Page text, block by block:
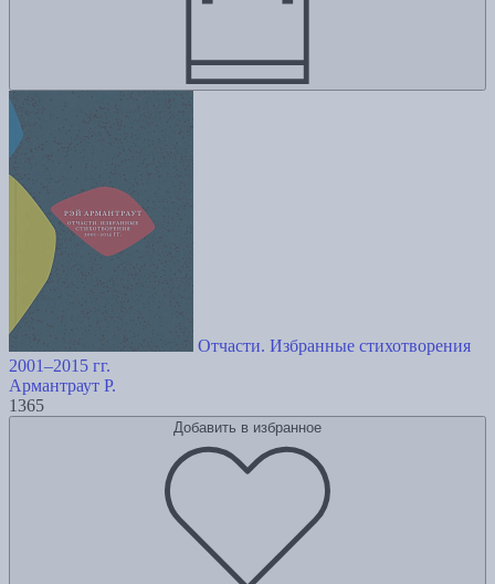
Отчасти. Избранные стихотворения
2001–2015 гг.
Армантраут Р.
1365
Добавить в избранное